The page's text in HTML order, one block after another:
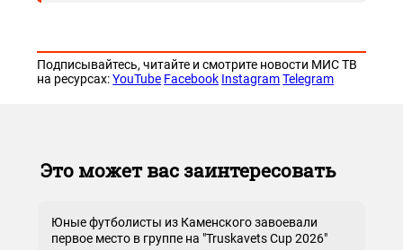
Подписывайтесь, читайте и смотрите новости МИС ТВ
на ресурсах:YouTube Facebook Instagram Telegram
Это может вас заинтересовать
Юные футболисты из Каменского завоевали
первое место в группе на "Truskavets Cup 2026"